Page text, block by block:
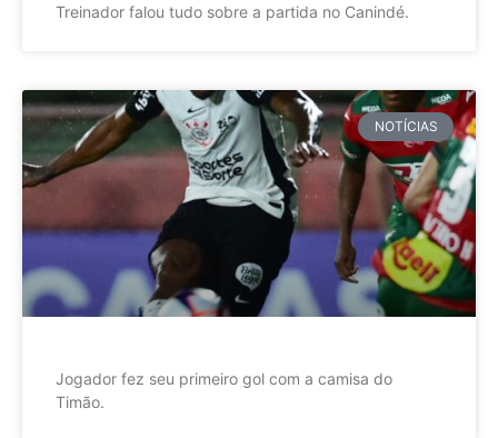
Treinador falou tudo sobre a partida no Canindé.
NOTÍCIAS
Jogador fez seu primeiro gol com a camisa do
Timão.